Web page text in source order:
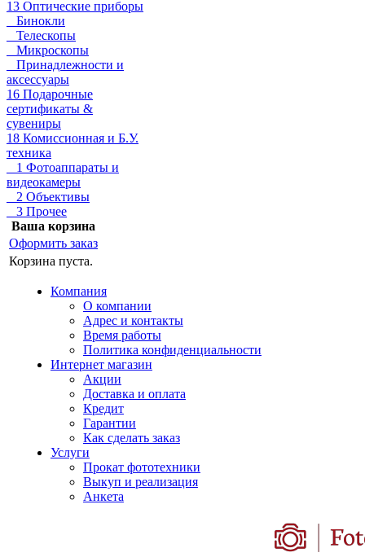
13 Оптические приборы
Бинокли
Телескопы
Микроскопы
Принадлежности и
аксессуары
16 Подарочные
сертификаты &
сувениры
18 Комиссионная и Б.У.
техника
1 Фотоаппараты и
видеокамеры
2 Объективы
3 Прочее
Ваша корзина
Оформить заказ
Корзина пуста.
Компания
О компании
Адрес и контакты
Время работы
Политика конфиденциальности
Интернет магазин
Акции
Доставка и оплата
Кредит
Гарантии
Как сделать заказ
Услуги
Прокат фототехники
Выкуп и реализация
Анкета